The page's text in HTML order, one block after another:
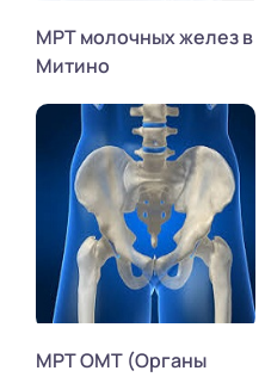
МРТ молочных желез в
Митино
МРТ ОМТ (Органы